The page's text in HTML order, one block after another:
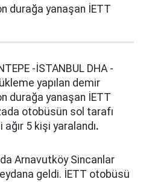
durağa yanaşan İETT
-İSTANBUL DHA -
yapılan demir
durağa yanaşan İETT
otobüsün sol tarafı
5 kişi yaralandı.
Arnavutköy Sincanlar
geldi. İETT otobüsü